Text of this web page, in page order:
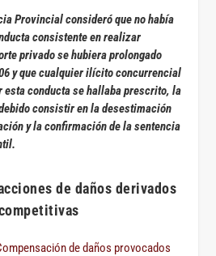
Provincial consideró que no había
consistente en realizar
privado se hubiera prolongado
y que cualquier ilícito concurrencial
esta conducta se hallaba prescrito, la
consistir en la desestimación
y la confirmación de la sentencia
de daños derivados
de daños provocados